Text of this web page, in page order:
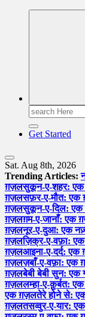
Search
for:
Get Started
Sat. Aug 8th, 2026
Trending Articles:
ग़ज़लसुकून-ए-शहर:
ग़ज़लसफ़र-ए-मौत: एक
ग़ज़लसुकून-ए-दिल:
ग़ज़लग़म-ए-जानाँ: एक
ग़ज़लनूर-ए-दुआ: एक
ग़ज़लज़िक्र-ए-वफ़ा:
ग़ज़लआइना-ए-दर्द: एक
ग़ज़लज़बाँ-ए-वफ़ा: एक
ग़ज़लबेबी बेबी सुन: एक
ग़ज़ललम्हा-ए-क़ुर्बत:
एक ग़ज़लतेरे होने से:
ग़ज़लतसव्वुर-ए-यार: